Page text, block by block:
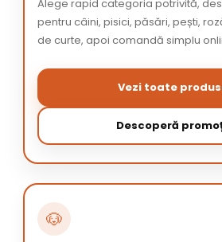
Alege rapid categoria potrivită,
pentru câini, pisici, păsări, pești,
de curte, apoi comandă simplu
Vezi toate
Descoperă
🐶